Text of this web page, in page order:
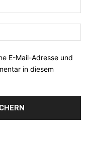
E-Mail-Adresse und
in diesem